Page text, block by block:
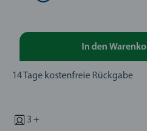
In den
14 Tage kostenfreie Rückgabe
3 +